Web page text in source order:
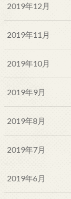
2019年12月
2019年11月
2019年10月
2019年9月
2019年8月
2019年7月
2019年6月